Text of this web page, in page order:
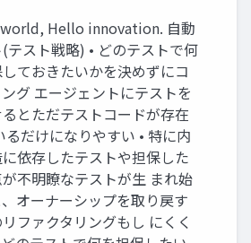
Hello innovation. 自動
テスト戦略) • どのテストで何
ておきたいかを決めずにコ
グ エージェントにテストを
とただテストコードが存在
るだけになりやすい • 特に内
依存したテストや担保した
不明瞭なテストが生 まれ始
オーナーシップを取り戻す
ファクタリングもし にくく